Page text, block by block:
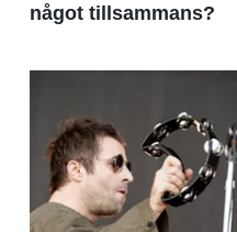
något tillsammans?